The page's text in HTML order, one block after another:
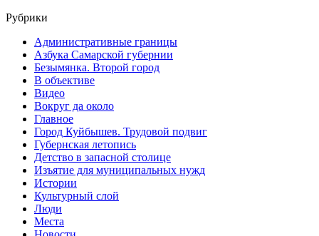
Рубрики
Административные границы
Азбука Самарской губернии
Безымянка. Второй город
В объективе
Видео
Вокруг да около
Главное
Город Куйбышев. Трудовой подвиг
Губернская летопись
Детство в запасной столице
Изъятие для муниципальных нужд
Истории
Культурный слой
Люди
Места